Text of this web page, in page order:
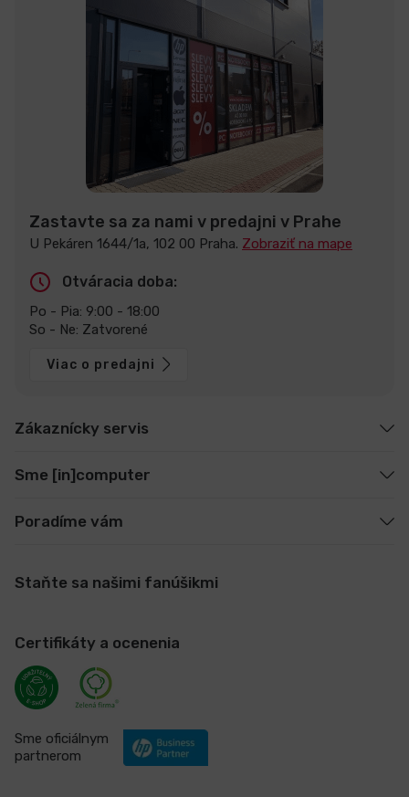
Zastavte sa za nami v predajni v Prahe
U Pekáren 1644/1a, 102 00 Praha. Zobraziť na mape
Otváracia doba:
Po - Pia: 9:00 - 18:00
So - Ne: Zatvorené
Viac o predajni
Zákaznícky servis
Sme [in]computer
Poradíme vám
Staňte sa našimi fanúšikmi
Certifikáty a ocenenia
Sme oficiálnym
partnerom